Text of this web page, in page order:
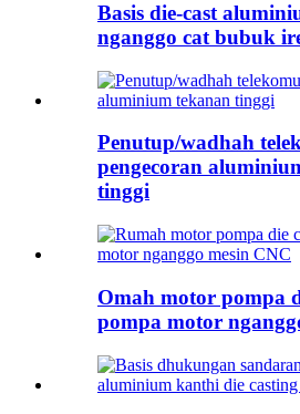
Basis die-cast
nganggo cat bubuk
Penutup/wadhah
pengecoran
tinggi
Omah motor pompa
pompa motor